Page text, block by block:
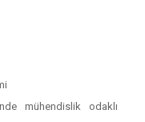
mühendislik odaklı